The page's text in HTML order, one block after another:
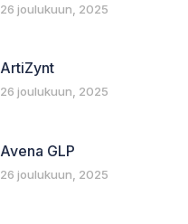
26 joulukuun, 2025
ArtiZynt
26 joulukuun, 2025
Avena GLP
26 joulukuun, 2025